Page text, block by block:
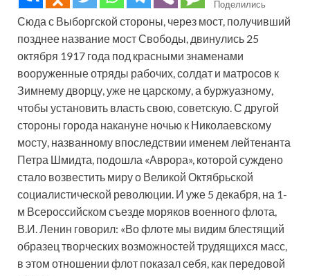
Поделились
Сюда с Выборгской стороны, через мост, получивший
позднее название мост Свободы, двинулись 25
октября 1917 года под красными знаменами
вооруженные отряды рабочих, солдат и матросов к
Зимнему дворцу, уже не царскому, а буржуазному,
чтобы установить власть свою, советскую. С другой
стороны города накануне ночью к Николаевскому
мосту, названному впоследствии именем лейтенанта
Петра Шмидта, подошла «Аврора», которой суждено
стало возвестить миру о Великой Октябрьской
социалистической революции. И уже 5 декабря, на 1-
м Всероссийском съезде моряков военного флота,
В.И. Ленин говорил: «Во флоте мы видим блестящий
образец творческих возможностей трудящихся масс,
в этом отношении флот показал себя, как передовой